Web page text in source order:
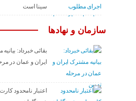
سینا است
سازمان و نهادها
بقائی خبرداد:
ایران و عمان در
اعتبار نامحدود